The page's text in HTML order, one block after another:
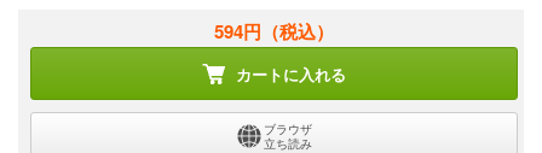
594円 （税込）
カートに入れる
ブラウザ
立ち読み